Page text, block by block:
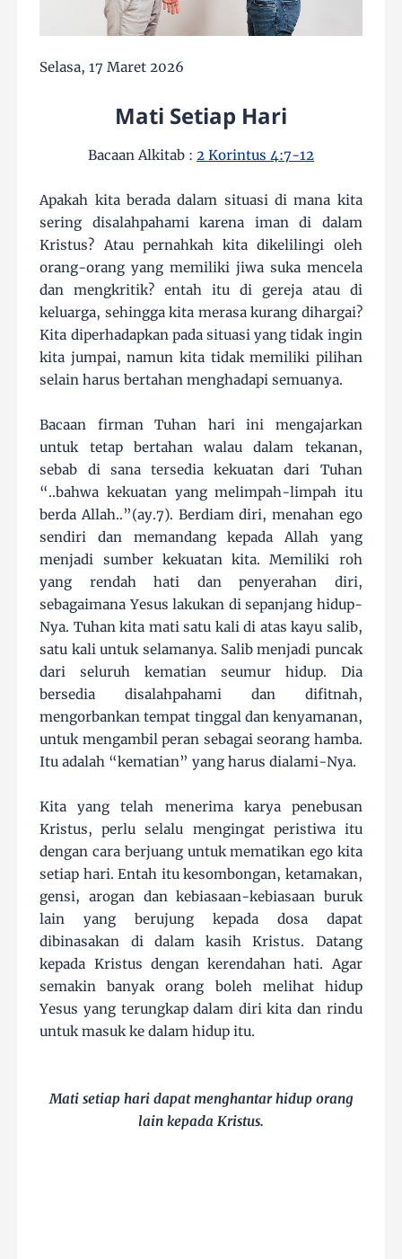
Selasa, 17 Maret 2026
Mati Setiap Hari
Bacaan Alkitab : 2 Korintus 4:7-12
Apakah kita berada dalam situasi di mana kita
sering disalahpahami karena iman di dalam
Kristus? Atau pernahkah kita dikelilingi oleh
orang-orang yang memiliki jiwa suka mencela
dan mengkritik? entah itu di gereja atau di
keluarga, sehingga kita merasa kurang dihargai?
Kita diperhadapkan pada situasi yang tidak ingin
kita jumpai, namun kita tidak memiliki pilihan
selain harus bertahan menghadapi semuanya.
Bacaan firman Tuhan hari ini mengajarkan
untuk tetap bertahan walau dalam tekanan,
sebab di sana tersedia kekuatan dari Tuhan
“..bahwa kekuatan yang melimpah-limpah itu
berda Allah..”(ay.7). Berdiam diri, menahan ego
sendiri dan memandang kepada Allah yang
menjadi sumber kekuatan kita. Memiliki roh
yang rendah hati dan penyerahan diri,
sebagaimana Yesus lakukan di sepanjang hidup-
Nya. Tuhan kita mati satu kali di atas kayu salib,
satu kali untuk selamanya. Salib menjadi puncak
dari seluruh kematian seumur hidup. Dia
bersedia disalahpahami dan difitnah,
mengorbankan tempat tinggal dan kenyamanan,
untuk mengambil peran sebagai seorang hamba.
Itu adalah “kematian” yang harus dialami-Nya.
Kita yang telah menerima karya penebusan
Kristus, perlu selalu mengingat peristiwa itu
dengan cara berjuang untuk mematikan ego kita
setiap hari. Entah itu kesombongan, ketamakan,
gensi, arogan dan kebiasaan-kebiasaan buruk
lain yang berujung kepada dosa dapat
dibinasakan di dalam kasih Kristus. Datang
kepada Kristus dengan kerendahan hati. Agar
semakin banyak orang boleh melihat hidup
Yesus yang terungkap dalam diri kita dan rindu
untuk masuk ke dalam hidup itu.
Mati setiap hari dapat menghantar hidup orang
lain kepada Kristus.